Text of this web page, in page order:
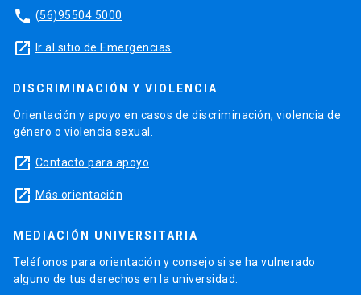
phone (56)95504 5000
launch Ir al sitio de Emergencias
DISCRIMINACIÓN Y VIOLENCIA
Orientación y apoyo en casos de discriminación, violencia de
género o violencia sexual.
launch Contacto para apoyo
launch Más orientación
MEDIACIÓN UNIVERSITARIA
Teléfonos para orientación y consejo si se ha vulnerado
alguno de tus derechos en la universidad.